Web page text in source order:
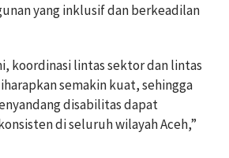
yang inklusif dan berkeadilan
koordinasi lintas sektor dan lintas
semakin kuat, sehingga
disabilitas dapat
di seluruh wilayah Aceh,”